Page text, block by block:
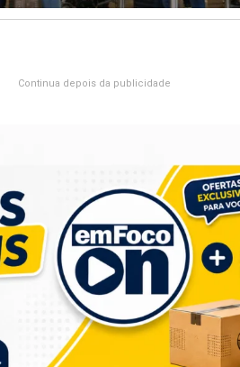
Continua depois da publicidade